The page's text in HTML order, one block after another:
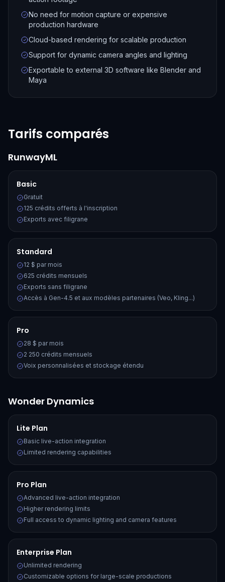
No need for motion capture or expensive
production hardware
Cloud-based rendering for scalable production
Support for dynamic camera angles and lighting
Exportable to external 3D software like Blender and
Maya
Tarifs comparés
RunwayML
Basic
Gratuit
125 crédits offerts à l'inscription
Exports avec filigrane
Standard
12 $ par mois
625 crédits mensuels
Exports sans filigrane
Accès à Gen-4.5 et aux modèles partenaires (Veo, Kling...)
Pro
28 $ par mois
2 250 crédits mensuels
Voix personnalisées et stockage étendu
Wonder Dynamics
Lite Plan
Basic live-action integration
Limited rendering capabilities
Pro Plan
Advanced live-action integration
Higher rendering limits
Full access to dynamic lighting and camera features
Enterprise Plan
Unlimited rendering
Customizable options for large-scale productions